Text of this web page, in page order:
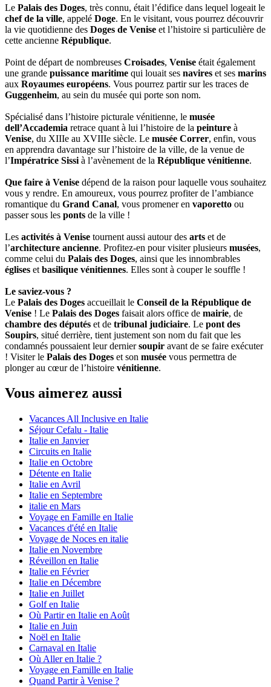
Le Palais des Doges, très connu, était l’édifice dans lequel logeait le
chef de la ville, appelé Doge. En le visitant, vous pourrez découvrir
la vie quotidienne des Doges de Venise et l’histoire si particulière de
cette ancienne République.
Point de départ de nombreuses Croisades, Venise était également
une grande puissance maritime qui louait ses navires et ses marins
aux Royaumes européens. Vous pourrez partir sur les traces de
Guggenheim, au sein du musée qui porte son nom.
Spécialisé dans l’histoire picturale vénitienne, le musée
dell’Accademia retrace quant à lui l’histoire de la peinture à
Venise, du XIIIe au XVIIIe siècle. Le musée Correr, enfin, vous
en apprendra davantage sur l’histoire de la ville, de la venue de
l’Impératrice Sissi à l’avènement de la République vénitienne.
Que faire à Venise dépend de la raison pour laquelle vous souhaitez
vous y rendre. En amoureux, vous pourrez profiter de l’ambiance
romantique du Grand Canal, vous promener en vaporetto ou
passer sous les ponts de la ville !
Les activités à Venise tournent aussi autour des arts et de
l’architecture ancienne. Profitez-en pour visiter plusieurs musées,
comme celui du Palais des Doges, ainsi que les innombrables
églises et basilique vénitiennes. Elles sont à couper le souffle !
Le saviez-vous ?
Le Palais des Doges accueillait le Conseil de la République de
Venise ! Le Palais des Doges faisait alors office de mairie, de
chambre des députés et de tribunal judiciaire. Le pont des
Soupirs, situé derrière, tient justement son nom du fait que les
condamnés poussaient leur derniersoupir avant de se faire exécuter
! Visiter le Palais des Doges et son musée vous permettra de
plonger au cœur de l’histoire vénitienne.
Vous aimerez aussi
Vacances All Inclusive en Italie
Séjour Cefalu - Italie
Italie en Janvier
Circuits en Italie
Italie en Octobre
Détente en Italie
Italie en Avril
Italie en Septembre
italie en Mars
Voyage en Famille en Italie
Vacances d'été en Italie
Voyage de Noces en italie
Italie en Novembre
Réveillon en Italie
Italie en Février
Italie en Décembre
Italie en Juillet
Golf en Italie
Où Partir en Italie en Août
Italie en Juin
Noël en Italie
Carnaval en Italie
Où Aller en Italie ?
Voyage en Famille en Italie
Quand Partir à Venise ?